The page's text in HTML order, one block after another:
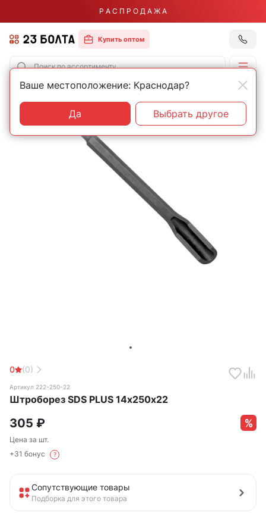
Р А С П Р О Д А Ж А
Купить оптом
Главная Строительный инструмент Прочий инструмент
0 (0)
Артикул 222-250-22
Штроборез SDS PLUS 14х250х22
305 ₽
Цена за шт.
+31 бонус
?
Сопутствующие товары
Подборка для этого товара
Ваше местоположение: Краснодар?
Да Выбрать другое